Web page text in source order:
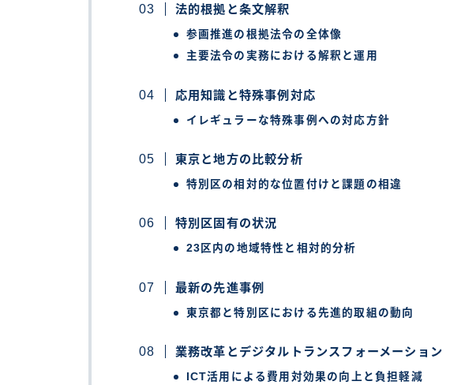
法的根拠と条文解釈
参画推進の根拠法令の全体像
主要法令の実務における解釈と運用
応用知識と特殊事例対応
イレギュラーな特殊事例への対応方針
東京と地方の比較分析
特別区の相対的な位置付けと課題の相違
特別区固有の状況
23区内の地域特性と相対的分析
最新の先進事例
東京都と特別区における先進的取組の動向
業務改革とデジタルトランスフォーメーション
ICT活用による費用対効果の向上と負担軽減